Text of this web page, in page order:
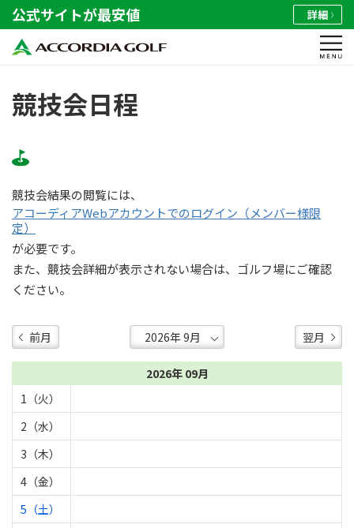
公式サイトが最安値 詳細
競技会日程
競技会結果の閲覧には、
アコーディアWebアカウントでのログイン（メンバー様限
定）
が必要です。
また、競技会詳細が表示されない場合は、ゴルフ場にご確認
ください。
前月 翌月
2026年 09月
1（火）
2（水）
3（木）
4（金）
5（土）